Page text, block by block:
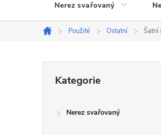
Nerez svařovaný
Domů
Použité Ostatní Šatní
kategorie
Kategorie
Nerez svařovaný